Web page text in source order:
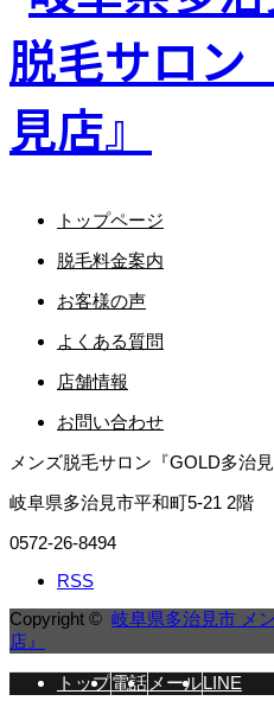
トップページ
脱毛料金案内
お客様の声
よくある質問
店舗情報
お問い合わせ
メンズ脱毛サロン『GOLD多治見
岐阜県多治見市平和町5-21 2階
0572-26-8494
RSS
Copyright © 岐阜県多治見市 メ
店』
トップ電話 メールLINE